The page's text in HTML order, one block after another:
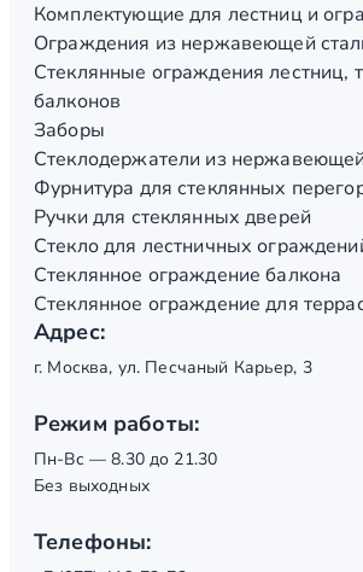
Комплектующие для лестниц и
Ограждения из нержавеющей
Стеклянные ограждения лестниц,
балконов
Заборы
Стеклодержатели из
Фурнитура для стеклянных
Ручки для стеклянных дверей
Стекло для лестничных
Стеклянное ограждение балкона
Стеклянное ограждение для
Адрес:
г. Москва, ул. Песчаный Карьер, 3
Режим работы:
Пн-Вс — 8.30 до 21.30
Без выходных
Телефоны: